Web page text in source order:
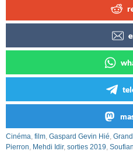
Cinéma, film, Gaspard Gevin Hié,
Pierron, Mehdi Idir, sorties 2019,